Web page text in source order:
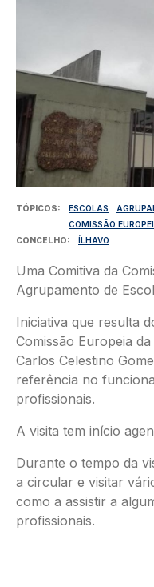
TÓPICOS ESCOLAS
COMISSÃO
CONCELHO
ÍLHAVO
Uma Comitiva da
Agrupamento de
Iniciativa que resulta
Comissão Europeia
Carlos Celestino
referência no
profissionais.
A visita tem início
Durante o tempo da
a circular e visitar
como a assistir a
profissionais.